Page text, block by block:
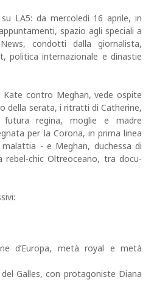
LA5: da mercoledì 16 aprile, in
spazio agli speciali a
condotti dalla giornalista,
politica internazionale e dinastie
contro Meghan, vede ospite
della serata, i ritratti di Catherine,
futura regina, moglie e madre
per la Corona, in prima linea
- e Meghan, duchessa di
rebel-chic Oltreoceano, tra docu-
d’Europa, metà royal e metà
Galles, con protagoniste Diana